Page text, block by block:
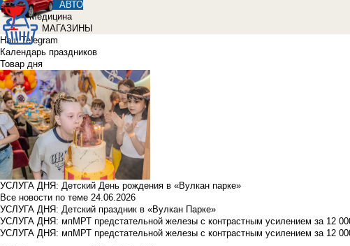
АВТО
Медицина
МАГАЗИНЫ
Наш Telegram
Календарь праздников
Товар дня
УСЛУГА ДНЯ: Детский День рождения в «Вулкан парке»
Все новости по теме 24.06.2026
УСЛУГА ДНЯ: Детский праздник в «Вулкан Парке»
УСЛУГА ДНЯ: мпМРТ предстательной железы с контрастным усилением за 12
УСЛУГА ДНЯ: мпМРТ предстательной железы с контрастным усилением за 12